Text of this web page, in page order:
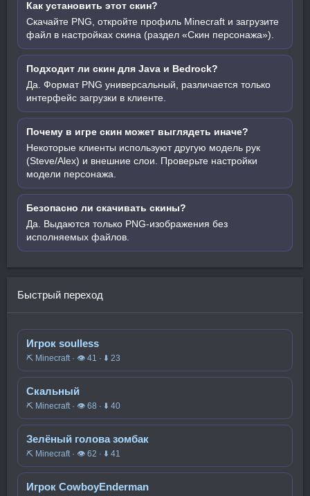
Как установить этот скин?
Скачайте PNG, откройте профиль Minecraft и загрузите
файл в настройках скина (раздел «Скин персонажа»).
Подходит ли скин для Java и Bedrock?
Да. Формат PNG универсальный, различается только
интерфейс загрузки в клиенте.
Почему в игре скин может выглядеть иначе?
Некоторые клиенты используют другую модель рук
(Steve/Alex) и внешние слои. Проверьте настройки
модели персонажа.
Безопасно ли скачивать скины?
Да. Выдаются только PNG-изображения без
исполняемых файлов.
Быстрый переход
Игрок soulless
⛏️ Minecraft · 👁 41 · ⬇ 23
Скальный
⛏️ Minecraft · 👁 68 · ⬇ 40
Зелёный голова зомбак
⛏️ Minecraft · 👁 62 · ⬇ 41
Игрок CowboyEnderman